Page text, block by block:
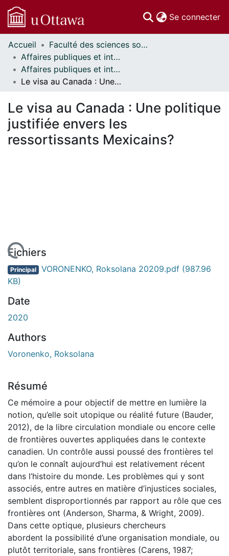
Se connecter
Communautés
et collections
Parcourir
Statistiques
À propos
Accueil
Faculté des sciences sociales // Faculty of Social Sciences
Affaires publiques et internationales // Public and International Affairs
Affaires publiques et internationales - Mémoires // Public and International Affairs - Research Papers
Le visa au Canada : Une politique justifiée envers les ressortissants Mexicains?
Le visa au Canada : Une politique
justifiée envers les
ressortissants Mexicains?
Fichiers
Principal VORONENKO, Roksolana 20209.pdf (987.96
KB)
Date
2020
Authors
Voronenko, Roksolana
Résumé
Ce mémoire a pour objectif de mettre en lumière la
notion, qu’elle soit utopique ou réalité future (Bauder,
2012), de la libre circulation mondiale ou encore celle
de frontières ouvertes appliquées dans le contexte
canadien. Un contrôle aussi poussé des frontières tel
qu’on le connaît aujourd’hui est relativement récent
dans l’histoire du monde. Les problèmes qui y sont
associés, entre autres en matière d’injustices sociales,
semblent disproportionnés par rapport au rôle que ces
frontières ont (Anderson, Sharma, & Wright, 2009).
Dans cette optique, plusieurs chercheurs
abordent la possibilité d’une organisation mondiale, ou
plutôt territoriale, sans frontières (Carens, 1987;